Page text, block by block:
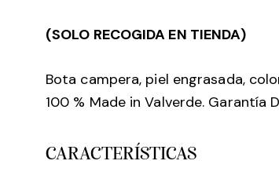
(SOLO RECOGIDA EN TIENDA)
Bota campera, piel engrasada,
100 % Made in Valverde. Garantía
CARACTERÍSTICAS